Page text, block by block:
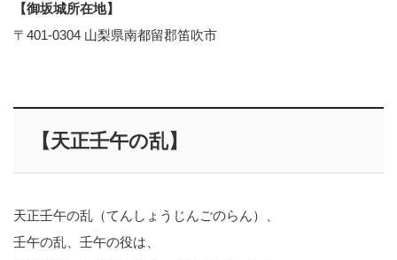
【御坂城所在地】
〒401-0304 山梨県南都留郡笛吹市
【天正壬午の乱】
天正壬午の乱（てんしょうじんごのらん）、
壬午の乱、壬午の役は、